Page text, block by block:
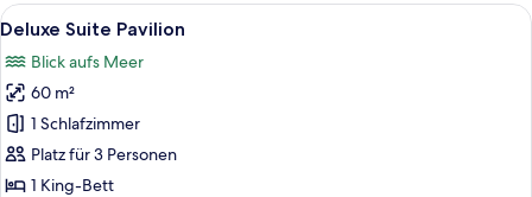
Alle
Fotos
für
Deluxe
Suite
Pavilion
anzeigen
Ein Balkon mit Blick auf das Meer,
7
Deluxe Suite Pavilion
Blick aufs Meer
60 m²
1 Schlafzimmer
Platz für 3 Personen
1 King-Bett